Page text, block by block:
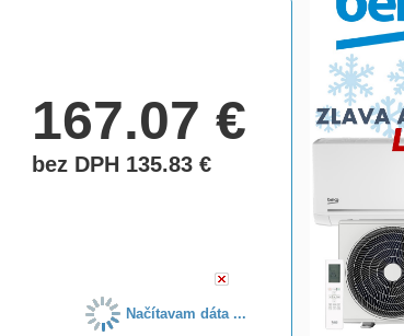
167.07€
bez DPH 135.83€
Načítavam dáta ...